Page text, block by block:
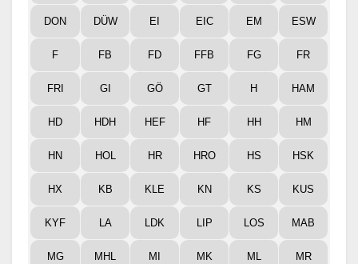
DON DÜW EI EIC EM ESW
F FB FD FFB FG FR
FRI GI GÖ GT H HAM
HD HDH HEF HF HH HM
HN HOL HR HRO HS HSK
HX KB KLE KN KS KUS
KYF LA LDK LIP LOS MAB
MG MHL MI MK ML MR